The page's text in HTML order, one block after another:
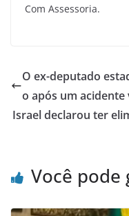
Com Assessoria.
O ex-deputado
o após um
Israel declarou ter
Você